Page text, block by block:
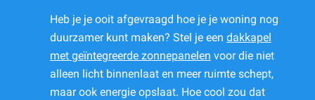
Heb je je ooit afgevraagd hoe je je woning nog
duurzamer kunt maken? Stel je een dakkapel
met geïntegreerde zonnepanelen voor die niet
alleen licht binnenlaat en meer ruimte schept,
maar ook energie opslaat. Hoe cool zou dat